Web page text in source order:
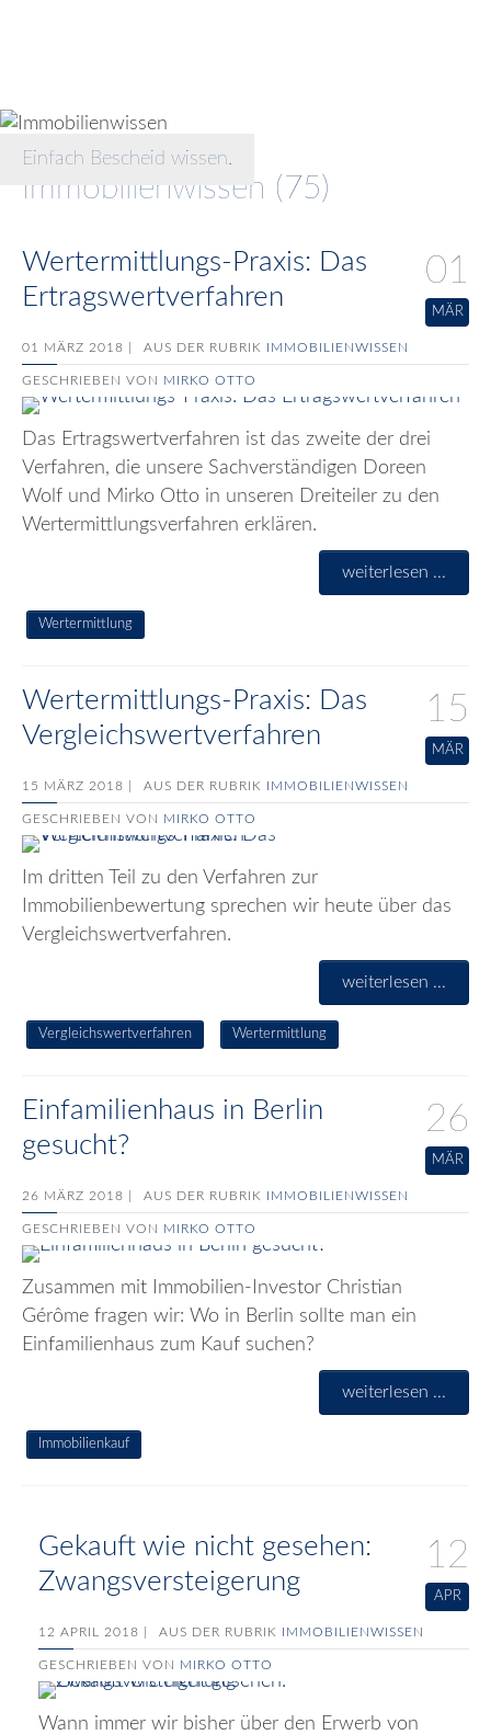
Einfach Bescheid wissen.
Immobilienwissen (75)
01
MÄR
Wertermittlungs-Praxis: Das
Ertragswertverfahren
01 MÄRZ 2018 | AUS DER RUBRIK IMMOBILIENWISSEN
GESCHRIEBEN VON MIRKO OTTO
Das Ertragswertverfahren ist das zweite der drei
Verfahren, die unsere Sachverständigen Doreen
Wolf und Mirko Otto in unseren Dreiteiler zu den
Wertermittlungsverfahren erklären.
weiterlesen ...
Wertermittlung
15
MÄR
Wertermittlungs-Praxis: Das
Vergleichswertverfahren
15 MÄRZ 2018 | AUS DER RUBRIK IMMOBILIENWISSEN
GESCHRIEBEN VON MIRKO OTTO
Im dritten Teil zu den Verfahren zur
Immobilienbewertung sprechen wir heute über das
Vergleichswertverfahren.
weiterlesen ...
Vergleichswertverfahren Wertermittlung
26
MÄR
Einfamilienhaus in Berlin
gesucht?
26 MÄRZ 2018 | AUS DER RUBRIK IMMOBILIENWISSEN
GESCHRIEBEN VON MIRKO OTTO
Zusammen mit Immobilien-Investor Christian
Gérôme fragen wir: Wo in Berlin sollte man ein
Einfamilienhaus zum Kauf suchen?
weiterlesen ...
Immobilienkauf
12
APR
Gekauft wie nicht gesehen:
Zwangsversteigerung
12 APRIL 2018 | AUS DER RUBRIK IMMOBILIENWISSEN
GESCHRIEBEN VON MIRKO OTTO
Wann immer wir bisher über den Erwerb von